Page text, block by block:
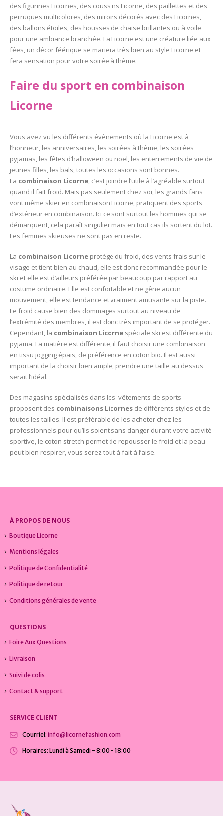
des figurines Licornes, des coussins Licorne, des paillettes et des
perruques multicolores, des miroirs décorés avec des Licornes,
des ballons étoiles, des housses de chaise brillantes ou à voile
pour une ambiance branchée. La Licorne est une créature liée aux
fées, un décor féérique se mariera très bien au style Licorne et
fera sensation pour votre soirée à thème.
Faire du sport en combinaison
Licorne
Vous avez vu les différents évènements où la Licorne est à
l’honneur, les anniversaires, les soirées à thème, les soirées
pyjamas, les fêtes d’halloween ou noël, les enterrements de vie de
jeunes filles, les bals, toutes les occasions sont bonnes.
La combinaison Licorne, c’est joindre l’utile à l’agréable surtout
quand il fait froid. Mais pas seulement chez soi, les grands fans
vont même skier en combinaison Licorne, pratiquent des sports
d’extérieur en combinaison. Ici ce sont surtout les hommes qui se
démarquent, cela paraît singulier mais en tout cas ils sortent du lot.
Les femmes skieuses ne sont pas en reste.
La combinaison Licorne protège du froid, des vents frais sur le
visage et tient bien au chaud, elle est donc recommandée pour le
ski et elle est d’ailleurs préférée par beaucoup par rapport au
costume ordinaire. Elle est confortable et ne gêne aucun
mouvement, elle est tendance et vraiment amusante sur la piste.
Le froid cause bien des dommages surtout au niveau de
l’extrémité des membres, il est donc très important de se protéger.
Cependant, la combinaison Licorne spéciale ski est différente du
pyjama. La matière est différente, il faut choisir une combinaison
en tissu jogging épais, de préférence en coton bio. Il est aussi
important de la choisir bien ample, prendre une taille au dessus
serait l’idéal.
Des magasins spécialisés dans les vêtements de sports
proposent des combinaisons Licornes de différents styles et de
toutes les tailles. Il est préférable de les acheter chez les
professionnels pour qu’ils soient sans danger durant votre activité
sportive, le coton stretch permet de repousser le froid et la peau
peut bien respirer, vous serez tout à fait à l’aise.
À PROPOS DE NOUS
Boutique Licorne
Mentions légales
Politique de Confidentialité
Politique de retour
Conditions générales de vente
QUESTIONS
Foire Aux Questions
Livraison
Suivi de colis
Contact & support
SERVICE CLIENT
Courriel: info@licornefashion.com
Horaires: Lundi à Samedi - 8:00 - 18:00